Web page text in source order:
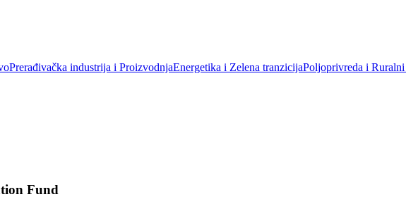
Prerađivačka industrija i ProizvodnjaEnergetika i Zelena tranzicijaPoljoprivreda i
Fund